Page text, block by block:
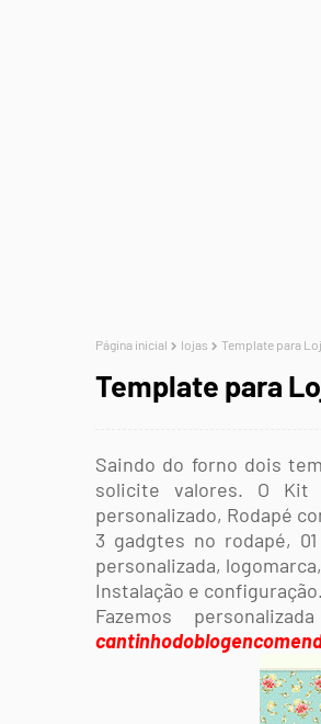
Página inicial lojas Template para
Template para
Saindo do forno dois
solicite valores. O Kit
personalizado, Rodapé
3 gadgtes no rodapé,
personalizada,
Instalação e
Fazemos